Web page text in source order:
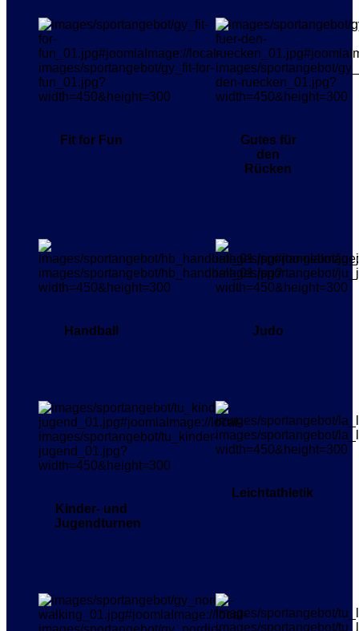
Fit for Fun
Gutes für
den
Rücken
Handball Judo
Kinder- und
Jugendturnen
Leichtathletik